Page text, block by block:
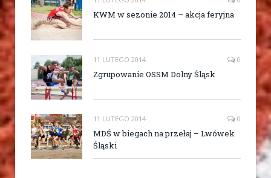
KWM w sezonie 2014 – akcja feryjna
11 LUTEGO 2014 0
Zgrupowanie OSSM Dolny Śląsk
11 LUTEGO 2014 0
MDŚ w biegach na przełaj – Lwówek
Śląski